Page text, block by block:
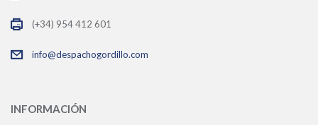
(+34) 954 412 601
info@despachogordillo.com
INFORMACIÓN